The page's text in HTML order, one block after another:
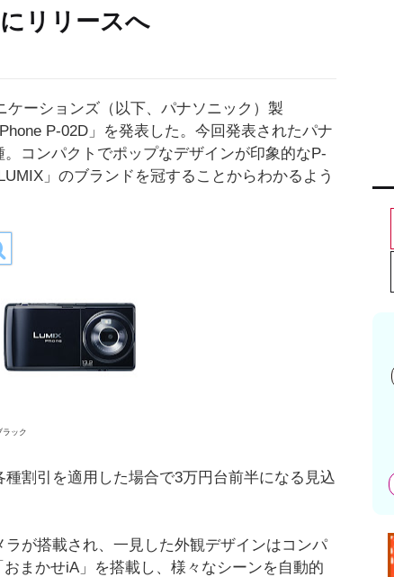
リリースへ
ーションズ（以下、パナソニック）製
P-02D」を発表した。今回発表されたパナ
コンパクトでポップなデザインが印象的なP-
」のブランドを冠することからわかるよう
ラック
割引を適用した場合で3万円台前半になる見込
が搭載され、一見した外観デザインはコンパ
まかせiA」を搭載し、様々なシーンを自動的